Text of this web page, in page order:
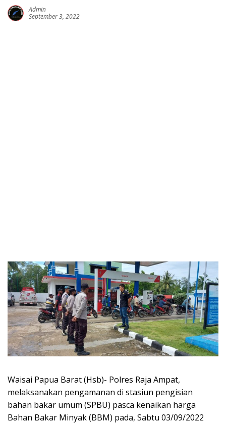
Admin
September 3, 2022
Waisai Papua Barat (Hsb)- Polres Raja Ampat,
melaksanakan pengamanan di stasiun pengisian
bahan bakar umum (SPBU) pasca kenaikan harga
Bahan Bakar Minyak (BBM) pada, Sabtu 03/09/2022